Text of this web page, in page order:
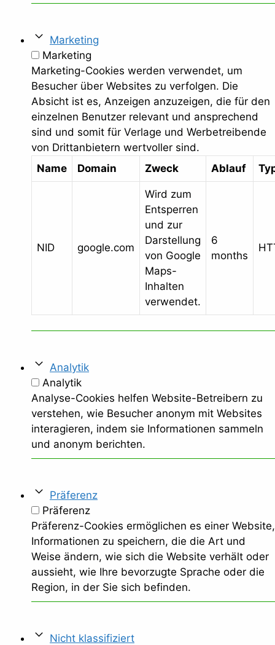
Marketing
Marketing
Marketing-Cookies werden verwendet, um
Besucher über Websites zu verfolgen. Die
Absicht ist es, Anzeigen anzuzeigen, die für den
einzelnen Benutzer relevant und ansprechend
sind und somit für Verlage und Werbetreibende
von Drittanbietern wertvoller sind.
Name
Domain Zweck Ablauf
NID google.com
Wird zum
Entsperren
und zur
Darstellung
von Google
Maps-
Inhalten
verwendet.
6
months
Analytik
Analytik
Analyse-Cookies helfen Website-Betreibern zu
verstehen, wie Besucher anonym mit Websites
interagieren, indem sie Informationen sammeln
und anonym berichten.
Präferenz
Präferenz
Präferenz-Cookies ermöglichen es einer Website,
Informationen zu speichern, die die Art und
Weise ändern, wie sich die Website verhält oder
aussieht, wie Ihre bevorzugte Sprache oder die
Region, in der Sie sich befinden.
Nicht klassifiziert